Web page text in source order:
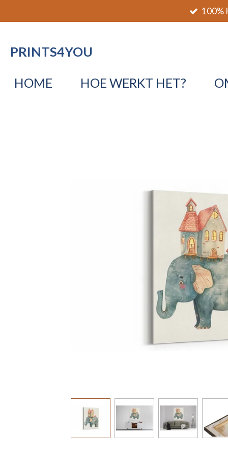
direct
de
100%
PRINTS4YOU
HOME HOE WERKT HET?